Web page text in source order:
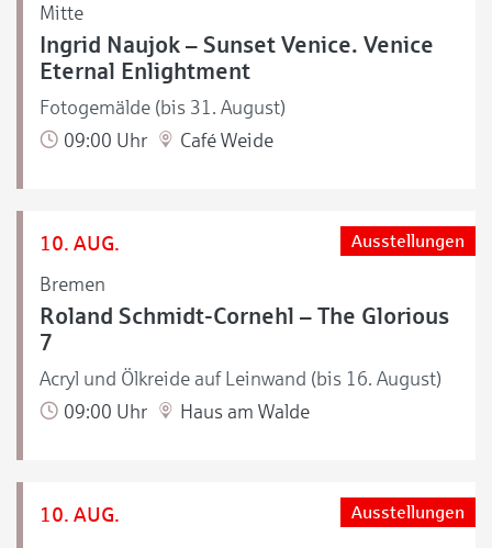
Mitte
Ingrid Naujok – Sunset Venice. Venice
Eternal Enlightment
Fotogemälde (bis 31. August)
09:00 Uhr
Café Weide
10. AUG.
Bremen
Ausstellungen
Roland Schmidt-Cornehl – The Glorious
7
Acryl und Ölkreide auf Leinwand (bis 16. August)
09:00 Uhr
Haus am Walde
10. AUG. Ausstellungen